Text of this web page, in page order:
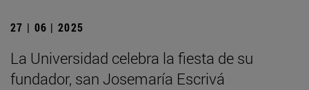
27 | 06 | 2025
La Universidad celebra la fiesta de su
fundador, san Josemaría Escrivá